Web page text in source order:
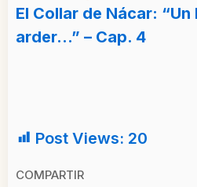
El Collar de Nácar:
arder…” – Cap. 4
Post Views: 20
COMPARTIR